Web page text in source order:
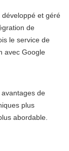
développé et géré
de
le service de
avec Google
avantages de
plus
abordable.